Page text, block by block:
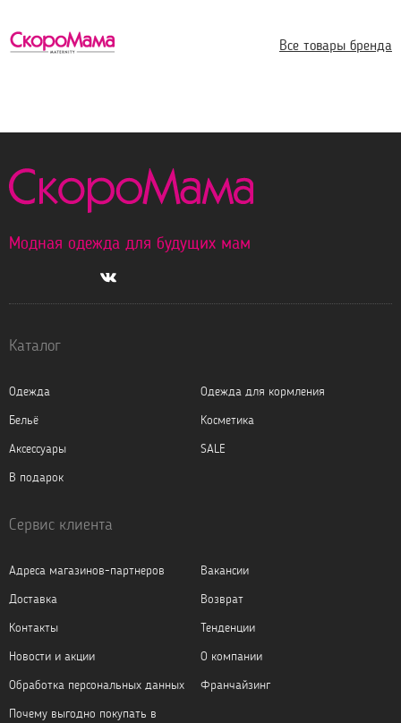
Все товары бренда
Модная одежда для будущих мам
Каталог
Одежда
Одежда для кормления
Бельё
Косметика
Аксессуары
SALE
В подарок
Сервис клиента
Адреса магазинов-партнеров
Вакансии
Доставка
Возврат
Контакты
Тенденции
Новости и акции
О компании
Обработка персональных данных
Франчайзинг
Почему выгодно покупать в